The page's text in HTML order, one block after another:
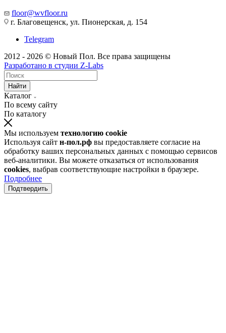
floor@wvfloor.ru
г. Благовещенск, ул. Пионерская, д. 154
Telegram
2012 - 2026 © Новый Пол. Все права защищены
Разработано в студии Z-Labs
Найти
Каталог
По всему сайту
По каталогу
Мы используем технологию cookie
Используя сайт н-пол.рф вы предоставляете согласие на
обработку ваших персональных данных с помощью сервисов
веб-аналитики. Вы можете отказаться от использования
cookies, выбрав соответствующие настройки в браузере.
Подробнее
Подтвердить